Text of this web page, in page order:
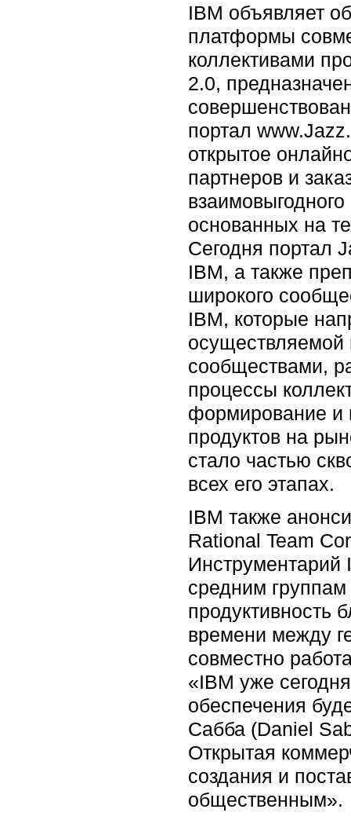
IBM объявляет
платформы
коллективами
2.0,
портал
открытое
партнеров и
основанных на
Сегодня портал
IBM, а также
широкого
IBM, которые
сообществами,
процессы
формирование и
продуктов на
стало частью
всех его этапах.
IBM также
Rational Team
средним
продуктивность
времени между
совместно
«IBM уже
обеспечения
Сабба (Daniel
Открытая
создания и
общественным».